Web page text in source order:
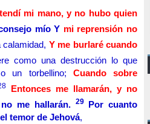
mi mano, y no hubo quien
mío Y mi reprensión no
Y me burlaré cuando
como una destrucción lo que
un torbellino; Cuando sobre
Entonces me llamarán, y no
me hallarán. 29
Por cuanto
temor de Jehová,